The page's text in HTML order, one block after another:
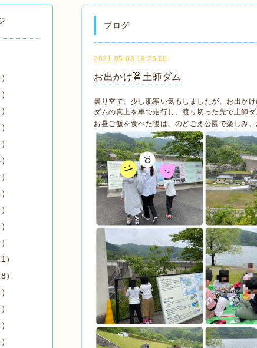
ブログ
2021-05-08 18:25:00
お出かけ🚖土師ダム
曇り空で、少し肌寒い気もしましたが、お出か
ダムの真上を車で走行し、渡り切った先で土師
お昼ご飯を食べた後は、のどごえ公園で楽しみ
）
）